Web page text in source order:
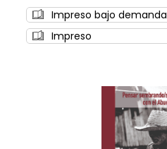
0%
Impreso bajo demanda
Impreso